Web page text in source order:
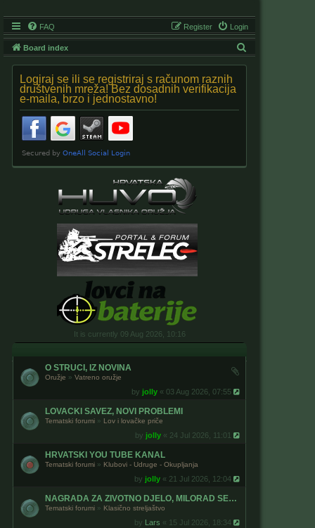
FAQ Login
Register
Board index
Logiraj se ili se registriraj s računom raznih
društvenih mreža! Bez dosadnih verifikacija
e-maila, brzo i jednostavno!
It is currently 09 Aug 2026, 10:16
O STRUCI, IZ NOVINA
Oružje » Vatreno oružje
by jolly« 03 Aug 2026, 07:55
LOVACKI SAVEZ, NOVI PROBLEMI
Tematski forumi » Lov i lovačke priče
by jolly« 24 Jul 2026, 11:01
HRVATSKI YOU TUBE KANAL
Tematski forumi » Klubovi - Udruge - Okupljanja
by jolly« 21 Jul 2026, 12:04
NAGRADA ZA ZIVOTNO DJELO, MILORAD SEPIC
Tematski forumi » Klasično streljaštvo
by Lars « 15 Jul 2026, 18:34